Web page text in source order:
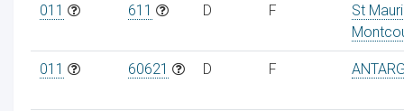
011 611 D F
St
011 60621 D F